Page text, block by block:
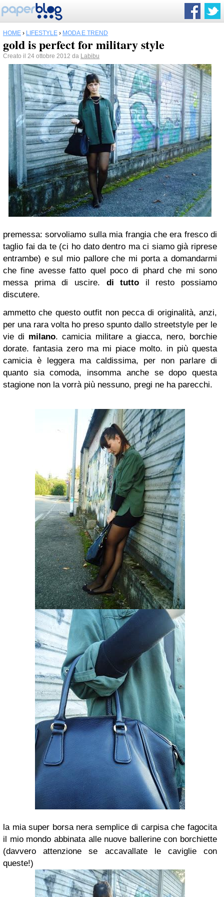
HOME › LIFESTYLE › MODA E TREND
gold is perfect for military style
Creato il 24 ottobre 2012 da Labibu
premessa: sorvoliamo sulla mia frangia che era fresco di
taglio fai da te (ci ho dato dentro ma ci siamo già riprese
entrambe) e sul mio pallore che mi porta a domandarmi
che fine avesse fatto quel poco di phard che mi sono
messa prima di uscire. di tutto il resto possiamo
discutere.
ammetto che questo outfit non pecca di originalità, anzi,
per una rara volta ho preso spunto dallo streetstyle per le
vie di milano. camicia militare a giacca, nero, borchie
dorate. fantasia zero ma mi piace molto. in più questa
camicia è leggera ma caldissima, per non parlare di
quanto sia comoda, insomma anche se dopo questa
stagione non la vorrà più nessuno, pregi ne ha parecchi.
la mia super borsa nera semplice di carpisa che fagocita
il mio mondo abbinata alle nuove ballerine con borchiette
(davvero attenzione se accavallate le caviglie con
queste!)